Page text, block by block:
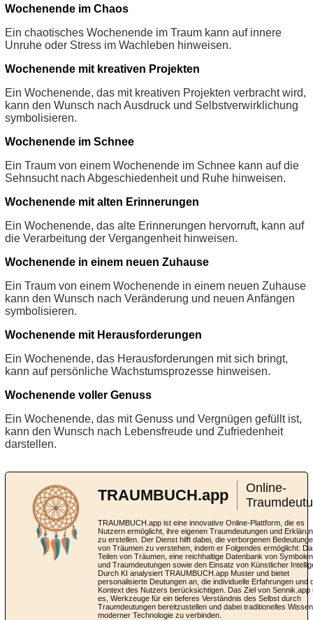
Wochenende im Chaos
Ein chaotisches Wochenende im Traum kann auf innere
Unruhe oder Stress im Wachleben hinweisen.
Wochenende mit kreativen Projekten
Ein Wochenende, das mit kreativen Projekten verbracht wird,
kann den Wunsch nach Ausdruck und Selbstverwirklichung
symbolisieren.
Wochenende im Schnee
Ein Traum von einem Wochenende im Schnee kann auf die
Sehnsucht nach Abgeschiedenheit und Ruhe hinweisen.
Wochenende mit alten Erinnerungen
Ein Wochenende, das alte Erinnerungen hervorruft, kann auf
die Verarbeitung der Vergangenheit hinweisen.
Wochenende in einem neuen Zuhause
Ein Traum von einem Wochenende in einem neuen Zuhause
kann den Wunsch nach Veränderung und neuen Anfängen
symbolisieren.
Wochenende mit Herausforderungen
Ein Wochenende, das Herausforderungen mit sich bringt,
kann auf persönliche Wachstumsprozesse hinweisen.
Wochenende voller Genuss
Ein Wochenende, das mit Genuss und Vergnügen gefüllt ist,
kann den Wunsch nach Lebensfreude und Zufriedenheit
darstellen.
TRAUMBUCH.app
Online-
TRAUMBUCH.app ist eine innovative Online-Plattform, die es
Nutzern ermöglicht, ihre eigenen Traumdeutungen und
zu erstellen. Der Dienst hilft dabei, die verborgenen
von Träumen zu verstehen, indem er Folgendes ermöglicht:
Teilen von Träumen, eine reichhaltige Datenbank von Symbolen
und Traumdeutungen sowie den Einsatz von Künstlicher
Durch KI analysiert TRAUMBUCH.app Muster und bietet
personalisierte Deutungen an, die individuelle Erfahrungen und
Kontext des Nutzers berücksichtigen. Das Ziel von Sennik.app
es, Werkzeuge für ein tieferes Verständnis des Selbst durch
Traumdeutungen bereitzustellen und dabei traditionelles
moderner Technologie zu verbinden.